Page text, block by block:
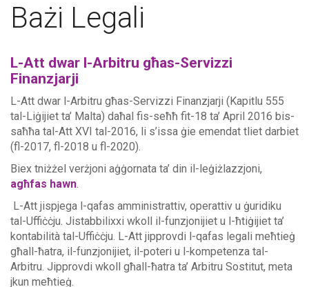
Bażi Legali
L-Att dwar l-Arbitru għas-Servizzi
Finanzjarji
L-Att dwar l-Arbitru għas-Servizzi Finanzjarji (Kapitlu 555
tal-Liġijiet ta’ Malta) daħal fis-seħħ fit-18 ta’ April 2016 bis-
saħħa tal-Att XVI tal-2016, li s’issa ġie emendat tliet darbiet
(fl-2017, fl-2018 u fl-2020).
Biex tniżżel verżjoni aġġornata ta’ din il-leġiżlazzjoni,
agħfas hawn.
L-Att jispjega l-qafas amministrattiv, operattiv u ġuridiku
tal-Uffiċċju. Jistabbilixxi wkoll il-funzjonijiet u l-ħtiġijiet ta’
kontabilità tal-Uffiċċju. L-Att jipprovdi l-qafas legali meħtieġ
għall-ħatra, il-funzjonijiet, il-poteri u l-kompetenza tal-
Arbitru. Jipprovdi wkoll għall-ħatra ta’ Arbitru Sostitut, meta
jkun meħtieġ.